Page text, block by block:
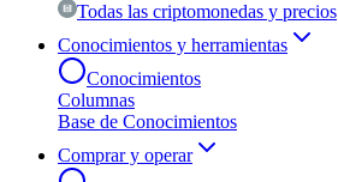
Todas las criptomonedas y precios
Conocimientos y herramientas
Conocimientos
Columnas
Base de Conocimientos
Comprar y operar